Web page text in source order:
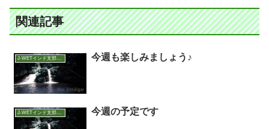
関連記事
J-WETインド支部～ヨガのこころ～ 今週も楽しみましょう♪
J-WETインド支部～ヨガのこころ～ 今週の予定です